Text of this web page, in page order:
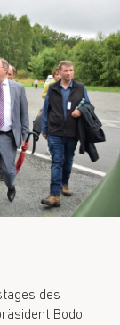
des
Bodo